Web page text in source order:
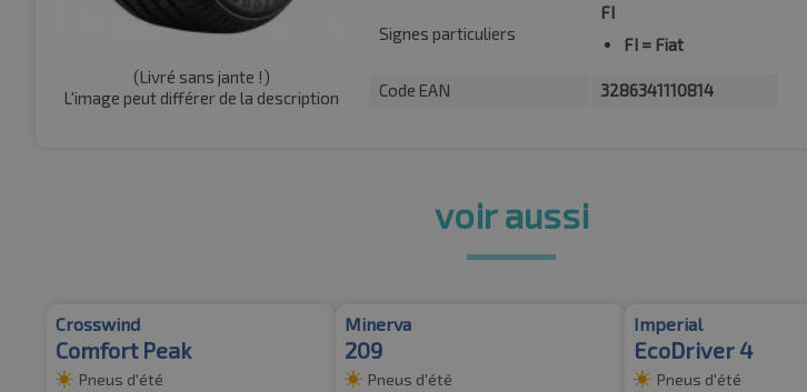
(Livré sans jante !)
L'image peut différer de la description
Signes particuliers
FI
FI= Fiat
Code EAN 3286341110814
voir aussi
Crosswind
Comfort Peak
Pneus d'été
Minerva
209
Pneus d'été
Imperial
EcoDriver 4
Pneus d'été